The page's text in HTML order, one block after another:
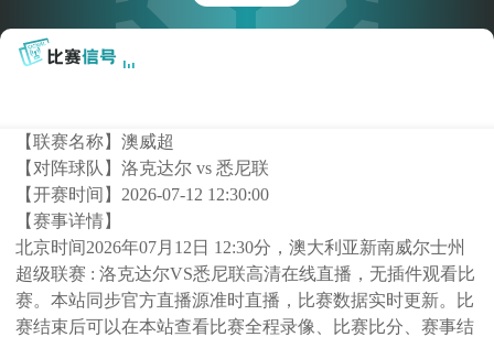
【联赛名称】澳威超
【对阵球队】洛克达尔 vs 悉尼联
【开赛时间】 2026-07-12 12:30:00
【赛事详情】
北京时间2026年07月12日 12:30分，澳大利亚新南威尔士州
超级联赛 : 洛克达尔VS悉尼联高清在线直播，无插件观看比
赛。本站同步官方直播源准时直播，比赛数据实时更新。比
赛结束后可以在本站查看比赛全程录像、比赛比分、赛事结